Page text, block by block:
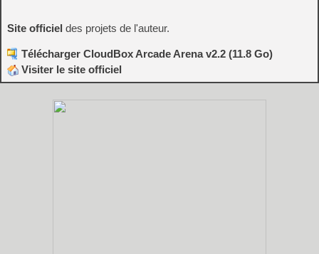
Site officiel des projets de l'auteur.
Télécharger CloudBox Arcade Arena v2.2 (11.8 Go)
Visiter le site officiel